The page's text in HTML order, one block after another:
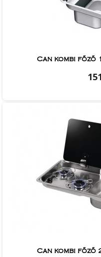
Can kombi főző
Can kombi főző